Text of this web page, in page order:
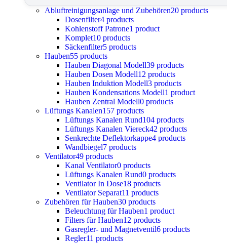
Abluftreinigungsanlage und Zubehören20 products
Dosenfilter4 products
Kohlenstoff Patrone1 product
Komplet10 products
Säckenfilter5 products
Hauben55 products
Hauben Diagonal Modell39 products
Hauben Dosen Modell12 products
Hauben Induktion Modell3 products
Hauben Kondensations Modell1 product
Hauben Zentral Modell0 products
Lüftungs Kanalen157 products
Lüftungs Kanalen Rund104 products
Lüftungs Kanalen Viereck42 products
Senkrechte Deflektorkappe4 products
Wandbiegel7 products
Ventilator49 products
Kanal Ventilator0 products
Lüftungs Kanalen Rund0 products
Ventilator In Dose18 products
Ventilator Separat11 products
Zubehören für Hauben30 products
Beleuchtung für Hauben1 product
Filters für Hauben12 products
Gasregler- und Magnetventil6 products
Regler11 products